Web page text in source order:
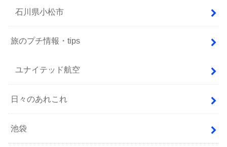
石川県小松市
旅のプチ情報・tips
ユナイテッド航空
日々のあれこれ
池袋